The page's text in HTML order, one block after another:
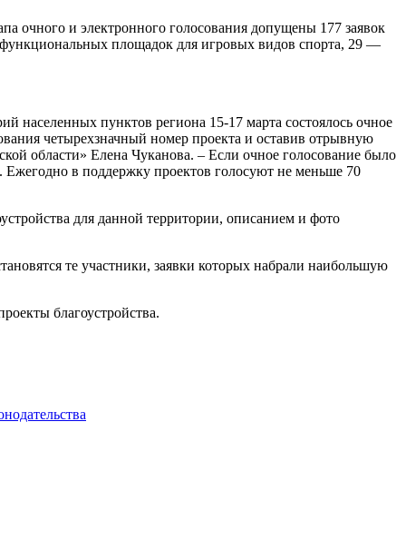
очного и электронного голосования допущены 177 заявок
площадок для игровых видов спорта, 29 —
населенных пунктов региона 15-17 марта состоялось очное
четырехзначный номер проекта и оставив отрывную
области» Елена Чуканова. – Если очное голосование было
в поддержку проектов голосуют не меньше 70
для данной территории, описанием и фото
те участники, заявки которых набрали наибольшую
благоустройства.